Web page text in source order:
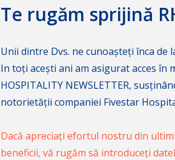
Te rugăm sprijină
Unii dintre Dvs. ne cunoașteți înca de
In toți acești ani am asigurat acces în
HOSPITALITY NEWSLETTER,
notorietății companiei Fivestar
Dacă apreciați efortul nostru din
beneficii, vă rugăm să introduceți